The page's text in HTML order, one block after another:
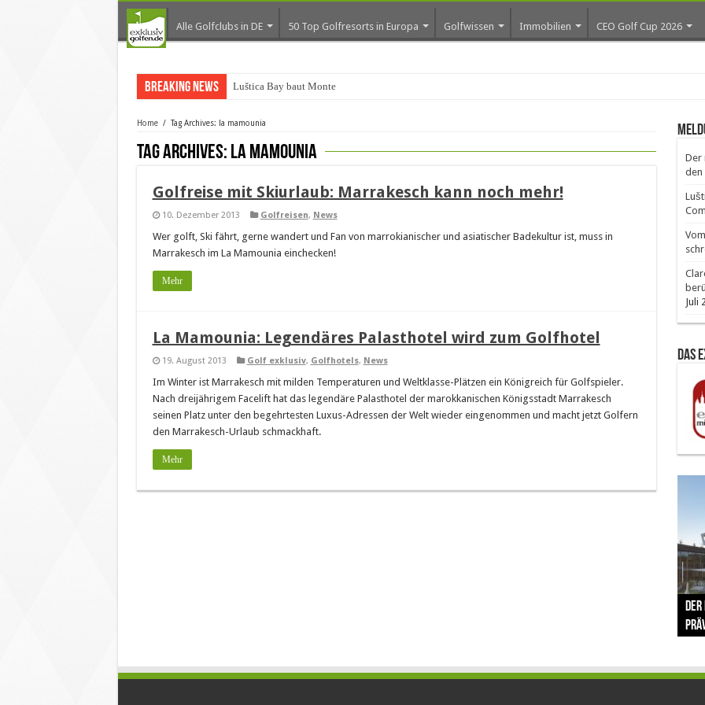
Alle Golfclubs in DE 50 Top Golfresorts in Europa Golfwissen Immobilien CEO Golf Cup 2026
Breaking News Luštica Bay baut Montenegros
Home / Tag Archives: la mamounia
Tag Archives: la mamounia
Golfreise mit Skiurlaub: Marrakesch kann noch mehr!
10. Dezember 2013 Golfreisen, News
Wer golft, Ski fährt, gerne wandert und Fan von marrokianischer und asiatischer Badekultur ist, muss in
Marrakesch im La Mamounia einchecken!
Mehr
La Mamounia: Legendäres Palasthotel wird zum Golfhotel
19. August 2013 Golf exklusiv, Golfhotels, News
Im Winter ist Marrakesch mit milden Temperaturen und Weltklasse-Plätzen ein Königreich für Golfspieler.
Nach dreijährigem Facelift hat das legendäre Palasthotel der marokkanischen Königsstadt Marrakesch
seinen Platz unter den begehrtesten Luxus-Adressen der Welt wieder eingenommen und macht jetzt Golfern
den Marrakesch-Urlaub schmackhaft.
Mehr
Der
den
Juli
Das
The